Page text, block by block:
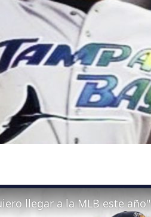
llegar a la MLB este año"